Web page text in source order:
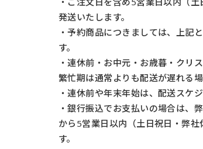
発送いたします。
・予約商品につきましては、上記
す。
・連休前・お中元・お歳暮・クリ
繁忙期は通常よりも配送が遅れる場
・連休前や年末年始は、配送スケ
・銀行振込でお支払いの場合は、
から5営業日以内（土日祝日・弊
す。